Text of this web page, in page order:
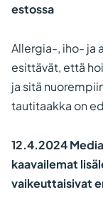
estossa
Allergia-, iho- ja
esittävät, että
ja sitä
tautitaakka on
12.4.2024
kaavailemat
vaikeuttaisivat